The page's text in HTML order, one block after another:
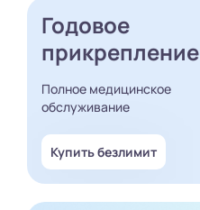
Годовое
прикрепление
Полное медицинское
обслуживание
Купить безлимит